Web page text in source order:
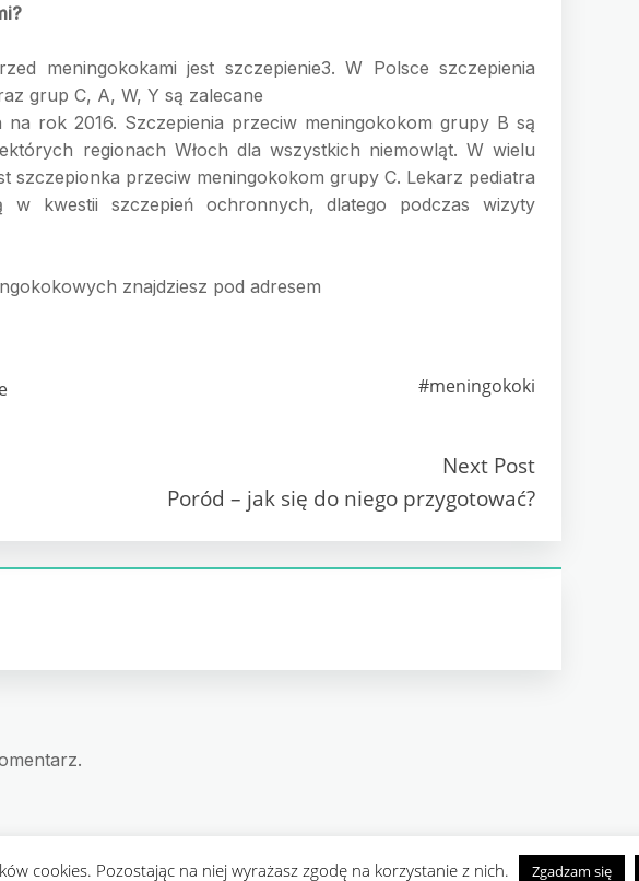
meningokokami jest szczepienie3. W Polsce szczepienia
grup C, A, W, Y są zalecane
na rok 2016. Szczepienia przeciw meningokokom grupy B są
regionach Włoch dla wszystkich niemowląt. W wielu
szczepionka przeciw meningokokom grupy C. Lekarz pediatra
w kwestii szczepień ochronnych, dlatego podczas wizyty
znajdziesz pod adresem
#meningokoki
Next Post
Poród – jak się do niego przygotować?
cookies. Pozostając na niej wyrażasz zgodę na korzystanie z nich. Zgadzam się